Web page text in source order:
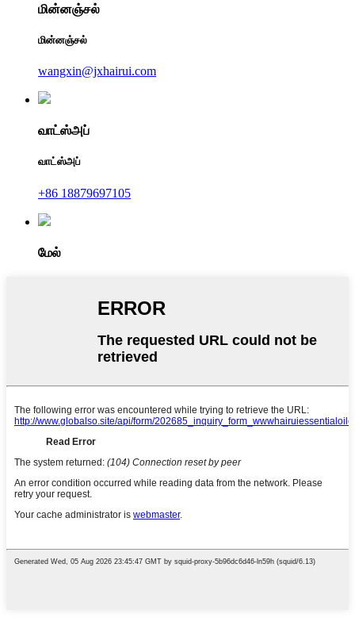
மின்னஞ்சல்
மின்னஞ்சல்
wangxin@jxhairui.com
வாட்ஸ்அப்
வாட்ஸ்அப்
+86 18879697105
மேல்